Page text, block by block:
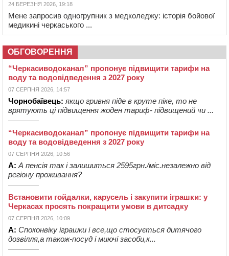
24 БЕРЕЗНЯ 2026, 19:18
Мене запросив одногрупник з медколеджу: історія бойової
медикині черкаського ...
ОБГОВОРЕННЯ
“Черкасиводоканал” пропонує підвищити тарифи на
воду та водовідведення з 2027 року
07 СЕРПНЯ 2026, 14:57
Чорнобаївець: якщо гривня піде в круте піке, то не
врятують ці підвищення жоден тариф- підвищений чи ...
“Черкасиводоканал” пропонує підвищити тарифи на
воду та водовідведення з 2027 року
07 СЕРПНЯ 2026, 10:56
А: А пенсія так і залишиться 2595грн./міс.незалежно від
регіону проживання?
Встановити гойдалки, карусель і закупити іграшки: у
Черкасах просять покращити умови в дитсадку
07 СЕРПНЯ 2026, 10:09
А: Споконвіку іграшки і все,що стосується дитячого
дозвілля,а також-посуд і миючі засоби,к...